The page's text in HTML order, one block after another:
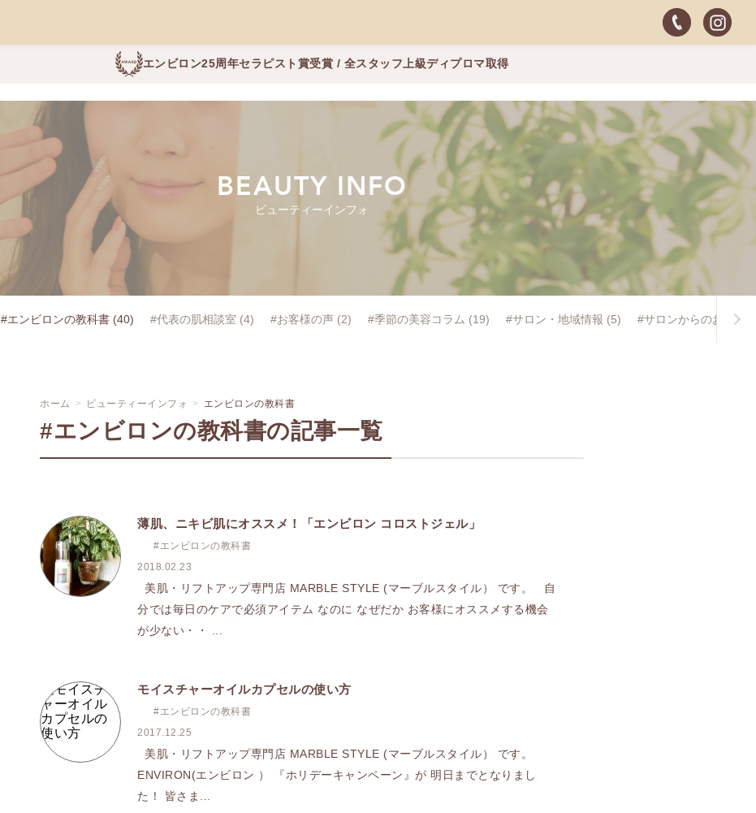
エンビロン25周年セラピスト賞受賞 / 全スタッフ上級ディプロマ取得
BEAUTY INFO
ビューティーインフォ
#エンビロンの教科書 (40) #代表の肌相談室 (4) #お客様の声 (2) #季節の美容コラム (19) #サロン・地域情報 (5) #サロンからのお知ら
ホーム ビューティーインフォ エンビロンの教科書
#エンビロンの教科書の記事一覧
薄肌、ニキビ肌にオススメ！「エンビロン コロストジェル」
#エンビロンの教科書
2018.02.23
美肌・リフトアップ専門店 MARBLE STYLE (マーブルスタイル） です。 自
分では毎日のケアで必須アイテム なのに なぜだか お客様にオススメする機会
が少ない・・ ...
モイスチャーオイルカプセルの使い方
#エンビロンの教科書
2017.12.25
美肌・リフトアップ専門店 MARBLE STYLE (マーブルスタイル） です。
ENVIRON(エンビロン ） 『ホリデーキャンペーン』が 明日までとなりまし
た！ 皆さま...